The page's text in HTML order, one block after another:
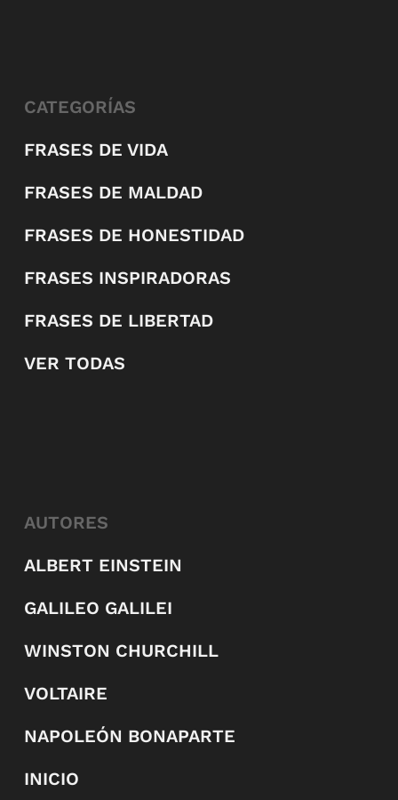
CATEGORÍAS
FRASES DE VIDA
FRASES DE MALDAD
FRASES DE HONESTIDAD
FRASES INSPIRADORAS
FRASES DE LIBERTAD
VER TODAS
AUTORES
ALBERT EINSTEIN
GALILEO GALILEI
WINSTON CHURCHILL
VOLTAIRE
NAPOLEÓN BONAPARTE
INICIO